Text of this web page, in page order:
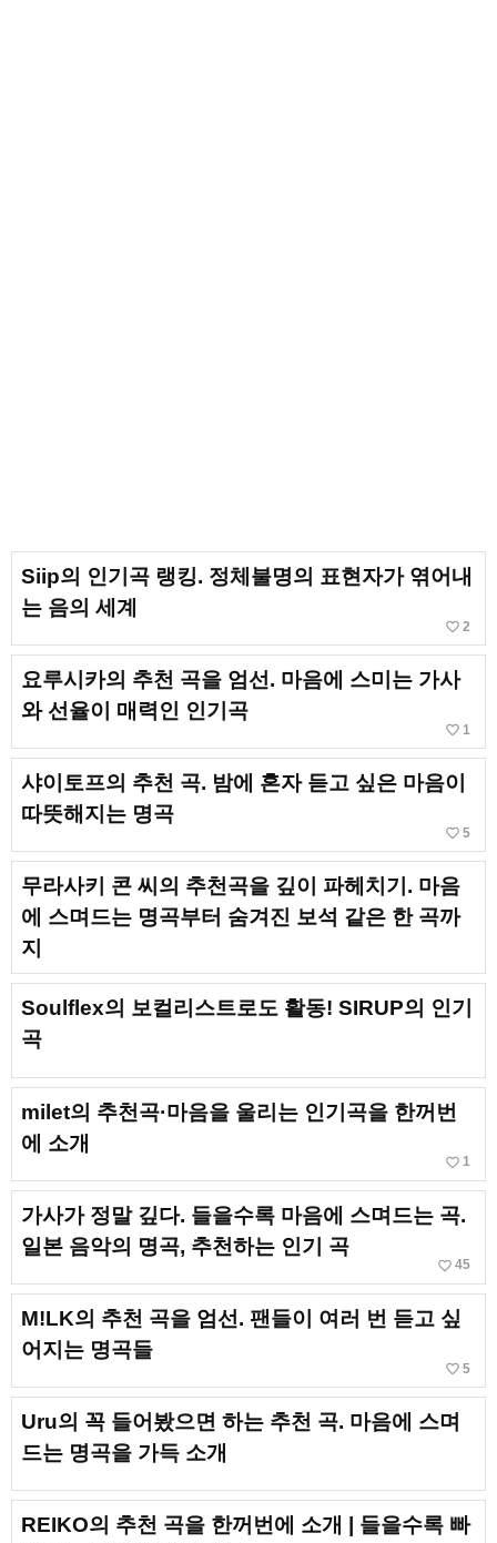
Siip의 인기곡 랭킹. 정체불명의 표현자가 엮어내
는 음의 세계
favorite_border 2
요루시카의 추천 곡을 엄선. 마음에 스미는 가사
와 선율이 매력인 인기곡
favorite_border 1
샤이토프의 추천 곡. 밤에 혼자 듣고 싶은 마음이
따뜻해지는 명곡
favorite_border 5
무라사키 콘 씨의 추천곡을 깊이 파헤치기. 마음
에 스며드는 명곡부터 숨겨진 보석 같은 한 곡까
지
Soulflex의 보컬리스트로도 활동! SIRUP의 인기
곡
milet의 추천곡·마음을 울리는 인기곡을 한꺼번
에 소개
favorite_border 1
가사가 정말 깊다. 들을수록 마음에 스며드는 곡.
일본 음악의 명곡, 추천하는 인기 곡
favorite_border 45
M!LK의 추천 곡을 엄선. 팬들이 여러 번 듣고 싶
어지는 명곡들
favorite_border 5
Uru의 꼭 들어봤으면 하는 추천 곡. 마음에 스며
드는 명곡을 가득 소개
REIKO의 추천 곡을 한꺼번에 소개 | 들을수록 빠